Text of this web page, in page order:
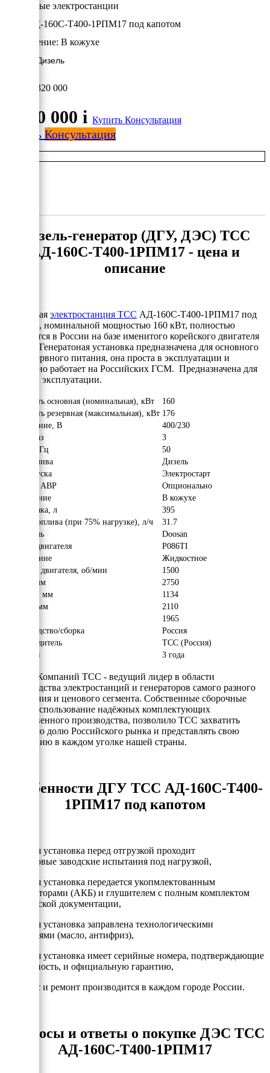
Дизельные электростанции
ТСС АД-160С-Т400-1РПМ17 под капотом
Исполнение: В кожухе
160 кВт/Дизель
1 320 000
1 320 000 i Купить Консультация
Купить Консультация
Дизель-генератор (ДГУ, ДЭС) ТСС
АД-160С-Т400-1РПМ17 - цена и
описание
Дизельная электростанция ТСС АД-160С-Т400-1РПМ17 под
капотом, номинальной мощностью 160 кВт, полностью
собирается в России на базе именитого корейского двигателя
. Генератоная установка предназначена для основного
или резервного питания, она проста в эксплуатации и
прекрасно работает на Российских ГСМ. Предназначена для
уличной эксплуатации.
Мощность основная (номинальная), кВт
160
Мощность резервная (максимальная), кВт 176
Напряжение, В
400/230
Число фаз
3
Частота, Гц
50
Вид топлива
Дизель
Тип запуска
Электростарт
Наличие АВР
Опционально
Исполнение
В кожухе
Объём бака, л
395
Расход топлива (при 75% нагрузке), л/ч
31.7
Двигатель
Doosan
Модель двигателя
P086TI
Охлаждение
Жидкостное
Обороты двигателя, об/мин
1500
Длина, мм
2750
Ширина, мм
1134
Высота, мм
2110
1965
Производство/сборка
Россия
Производитель
ТСС (Россия)
Гарантия
3 года
Группа Компаний ТСС - ведущий лидер в области
производства электростанций и генераторов самого разного
назначения и ценового сегмента. Собственные сборочные
цеха и использование надёжных комплектующих
отечественного производства, позволило ТСС захватить
заметную долю Российского рынка и представлять свою
продукцию в каждом уголке нашей страны.
Особенности ДГУ ТСС АД-160С-Т400-
1РПМ17 под капотом
- Каждая установка перед отгрузкой проходит
двухчасовые заводские испытания под нагрузкой,
- Каждая установка передается укопмлектованным
аккумулторами (АКБ) и глушителем с полным комплектом
технической документации,
- Каждая установка заправлена технологическими
жидкостями (масло, антифриз),
- Каждая установка имеет серийные номера, подтверждающие
подлинность, и официальную гарантию,
- Сервис и ремонт производится в каждом городе России.
Вопросы и ответы о покупке ДЭС ТСС
АД-160С-Т400-1РПМ17